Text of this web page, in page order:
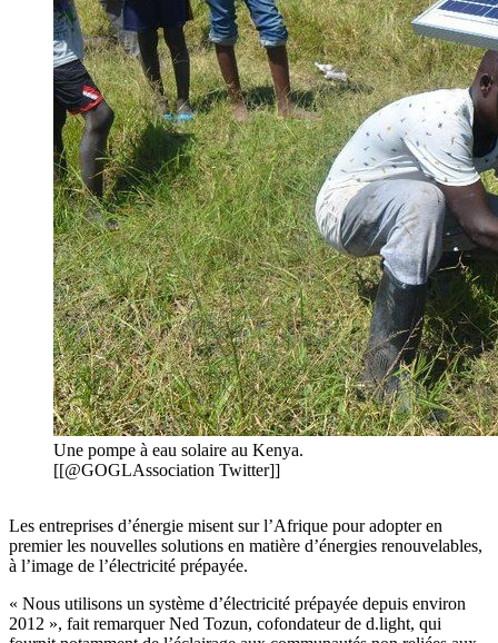
Une pompe à eau solaire au Kenya.
[[@GOGLAssociation Twitter]]
Les entreprises d’énergie misent sur l’Afrique pour adopter en
premier les nouvelles solutions en matière d’énergies renouvelables,
à l’image de l’électricité prépayée.
« Nous utilisons un système d’électricité prépayée depuis environ
2012 », fait remarquer Ned Tozun, cofondateur de d.light, qui